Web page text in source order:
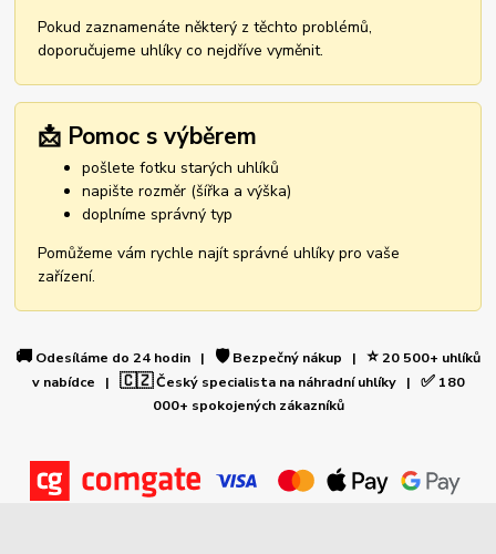
Pokud zaznamenáte některý z těchto problémů,
doporučujeme uhlíky co nejdříve vyměnit.
📩 Pomoc s výběrem
pošlete fotku starých uhlíků
napište rozměr (šířka a výška)
doplníme správný typ
Pomůžeme vám rychle najít správné uhlíky pro vaše
zařízení.
🚚 Odesíláme do 24 hodin | 🛡️Bezpečný nákup | ⭐20 500+ uhlíků
v nabídce | 🇨🇿Český specialista na náhradní uhlíky | ✅180
000+ spokojených zákazníků